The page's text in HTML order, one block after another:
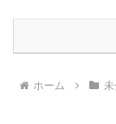
ホーム